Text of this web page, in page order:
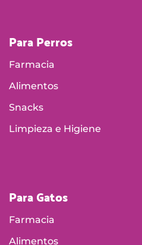
Para Perros
Farmacia
Alimentos
Snacks
Limpieza e Higiene
Para Gatos
Farmacia
Alimentos